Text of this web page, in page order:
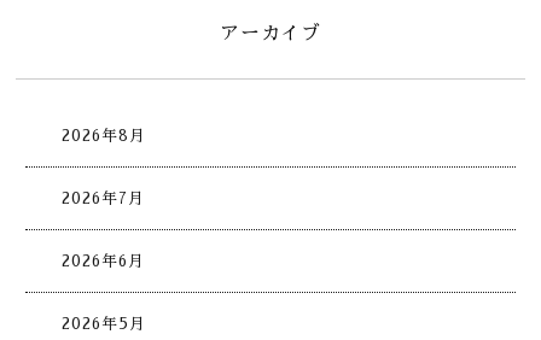
アーカイブ
2026年8月
2026年7月
2026年6月
2026年5月